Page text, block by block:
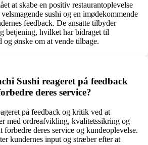
at skabe en positiv restaurantoplevelse
sushi og en imødekommende
feedback. De ansatte tilbyder
betjening, hvilket har bidraget til
og ønske om at vende tilbage.
Sushi reageret på feedback
deres service?
på feedback og kritik ved at
med ordreafvikling, kvalitetssikring og
deres service og kundeoplevelse.
kundernes input og stræber efter at